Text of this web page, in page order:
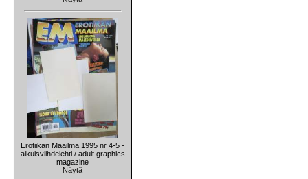
Erotiikan Maailma 1995 nr 4-5 -
aikuisviihdelehti / adult graphics
magazine
Näytä